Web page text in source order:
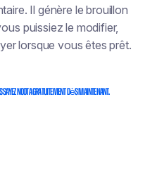
Il génère le brouillon
puissiez le modifier,
lorsque vous êtes prêt.
Noota gratuitement dès maintenant.